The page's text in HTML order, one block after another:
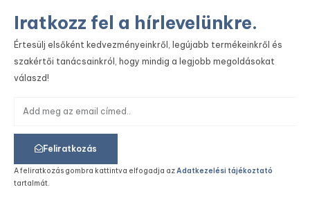
Iratkozz fel a hírlevelünkre.
Értesülj elsőként kedvezményeinkről, legújabb termékeinkről és
szakértői tanácsainkról, hogy mindig a legjobb megoldásokat
válaszd!
Feliratkozás
A feliratkozás gombra kattintva elfogadja azAdatkezelési tájékoztató
tartalmát.